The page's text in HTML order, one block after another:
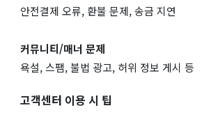
안전결제 오류, 환불 문제, 송금 지연
커뮤니티/매너 문제
욕설, 스팸, 불법 광고, 허위 정보 게시 등
고객센터 이용 시 팁